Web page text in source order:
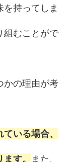
持ってしま
組むことがで
かの理由が考
いる場合、
す。 また、